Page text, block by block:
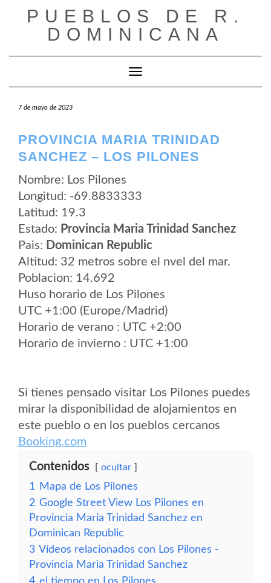
PUEBLOS DE R.
DOMINICANA
Cambiar modo de navegación
7 de mayo de 2023
PROVINCIA MARIA TRINIDAD
SANCHEZ – LOS PILONES
Nombre: Los Pilones
Longitud: -69.8833333
Latitud: 19.3
Estado: Provincia Maria Trinidad Sanchez
Pais: Dominican Republic
Altitud: 32 metros sobre el nvel del mar.
Poblacion: 14.692
Huso horario de Los Pilones
UTC +1:00 (Europe/Madrid)
Horario de verano : UTC +2:00
Horario de invierno : UTC +1:00
Si tienes pensado visitar Los Pilones puedes
mirar la disponibilidad de alojamientos en
este pueblo o en los pueblos cercanos
Booking.com
Contenidos ocultar
1
Mapa de Los Pilones
2 Google Street View Los Pilones en
Provincia Maria Trinidad Sanchez en
Dominican Republic
3 Vídeos relacionados con Los Pilones -
Provincia Maria Trinidad Sanchez
4 el tiempo en Los Pilones